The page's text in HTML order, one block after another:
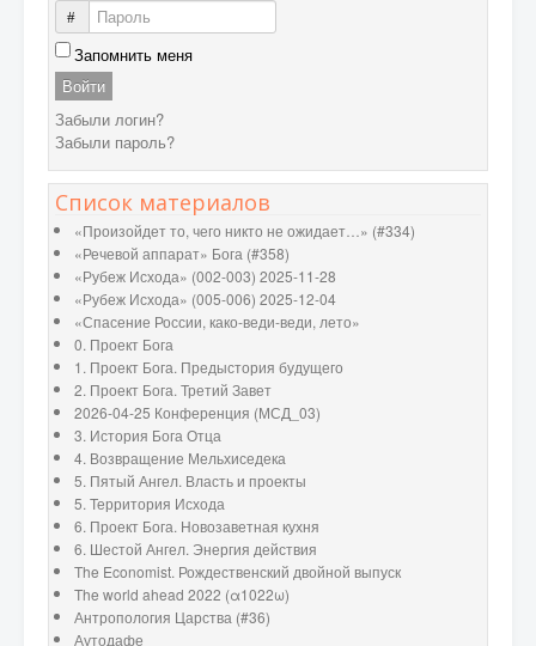
Пароль
Запомнить меня
Войти
Забыли логин?
Забыли пароль?
Список материалов
«Произойдет то, чего никто не ожидает…» (#334)
«Речевой аппарат» Бога (#358)
«Рубеж Исхода» (002-003) 2025-11-28
«Рубеж Исхода» (005-006) 2025-12-04
«Спасение России, како-веди-веди, лето»
0. Проект Бога
1. Проект Бога. Предыстория будущего
2. Проект Бога. Третий Завет
2026-04-25 Конференция (МСД_03)
3. История Бога Отца
4. Возвращение Мельхиседека
5. Пятый Ангел. Власть и проекты
5. Территория Исхода
6. Проект Бога. Новозаветная кухня
6. Шестой Ангел. Энергия действия
The Economist. Рождественский двойной выпуск
The world ahead 2022 (α1022ω)
Антропология Царства (#36)
Аутодафе